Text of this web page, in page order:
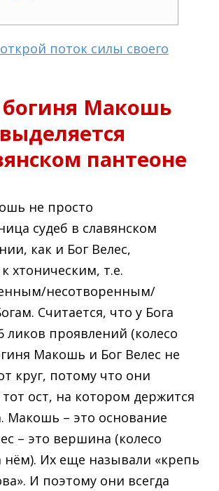
Макошь
выделяется
пантеоне
не просто
судеб в славянском
как и Бог Велес,
хтоническим, т.е.
несотворенным/
Считается, что у Бога
ликов проявлений (колесо
Макошь и Бог Велес не
круг, потому что они
ост, на котором держится
Макошь – это основание
– это вершина (колесо
нём). Их еще называли «крепь
И поэтому они всегда